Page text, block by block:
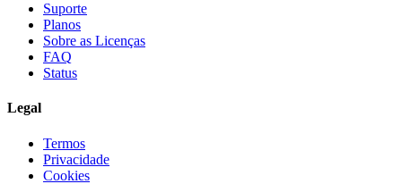
Suporte
Planos
Sobre as Licenças
FAQ
Status
Legal
Termos
Privacidade
Cookies